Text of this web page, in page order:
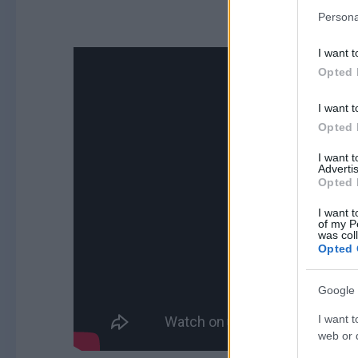
I want
Opted
I want
Opted
I want
Opted
I want
of my
was
Opted
Google
I want
web or